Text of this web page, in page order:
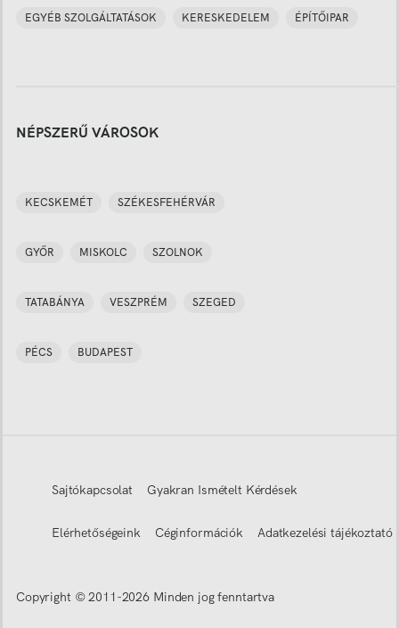
EGYÉB SZOLGÁLTATÁSOK KERESKEDELEM ÉPÍTŐIPAR
NÉPSZERŰ VÁROSOK
KECSKEMÉT SZÉKESFEHÉRVÁR
GYŐR MISKOLC SZOLNOK
TATABÁNYA VESZPRÉM SZEGED
PÉCS BUDAPEST
Sajtókapcsolat Gyakran Ismételt Kérdések
Elérhetőségeink Céginformációk Adatkezelési tájékoztató
Copyright © 2011-2026 Minden jog fenntartva